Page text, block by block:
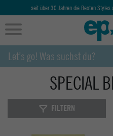
seit über 30 Jahren die Besten
SPECIAL
FILTERN